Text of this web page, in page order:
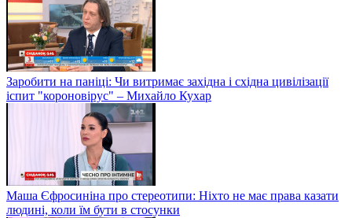
Заробити на паніці: Чи витримає західна і східна цивілізації
іспит "короновірус" – Михайло Кухар
Маша Єфросиніна про стереотипи: Ніхто не має права казати
людині, коли їм бути в стосунки